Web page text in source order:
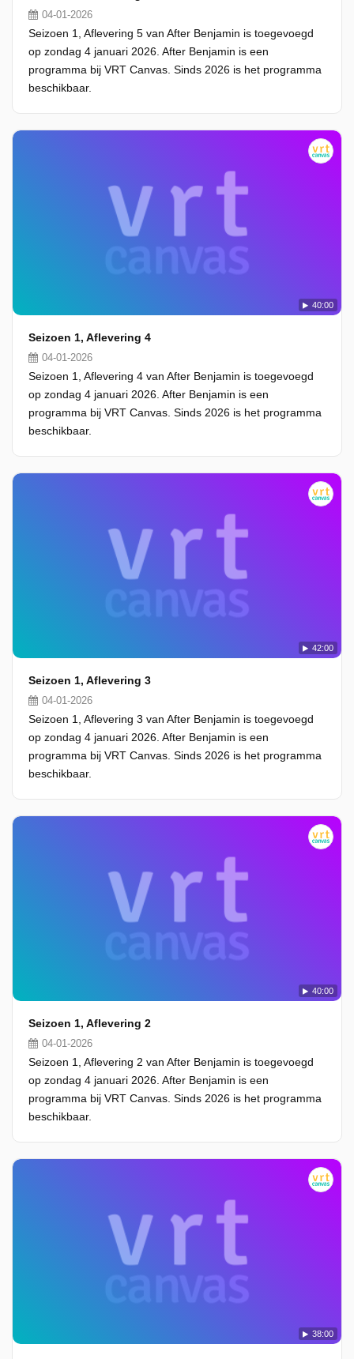
04-01-2026
Seizoen 1, Aflevering 5 van After Benjamin is toegevoegd
op zondag 4 januari 2026. After Benjamin is een
programma bij VRT Canvas. Sinds 2026 is het programma
beschikbaar.
40:00
Seizoen 1, Aflevering 4
04-01-2026
Seizoen 1, Aflevering 4 van After Benjamin is toegevoegd
op zondag 4 januari 2026. After Benjamin is een
programma bij VRT Canvas. Sinds 2026 is het programma
beschikbaar.
42:00
Seizoen 1, Aflevering 3
04-01-2026
Seizoen 1, Aflevering 3 van After Benjamin is toegevoegd
op zondag 4 januari 2026. After Benjamin is een
programma bij VRT Canvas. Sinds 2026 is het programma
beschikbaar.
40:00
Seizoen 1, Aflevering 2
04-01-2026
Seizoen 1, Aflevering 2 van After Benjamin is toegevoegd
op zondag 4 januari 2026. After Benjamin is een
programma bij VRT Canvas. Sinds 2026 is het programma
beschikbaar.
38:00